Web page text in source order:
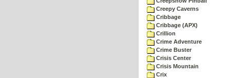
Creepy Caverns
Cribbage
Cribbage (APX)
Crillion
Crime Adventure
Crime Buster
Crisis Center
Crisis Mountain
Crix